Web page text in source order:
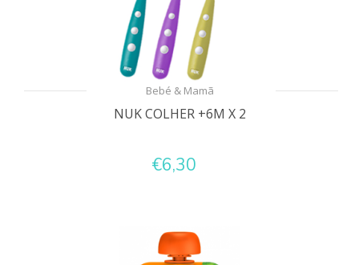
Bebé & Mamã
NUK COLHER +6M X 2
€6,30